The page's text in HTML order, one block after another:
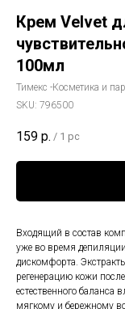
Крем Velvet
100мл
Тимекс -Косметика и
SKU: 796500
159 р. / 1 pc
Входящий в состав
уже во время
дискомфорта.
регенерацию кожи
естественного баланса
мягкому и бережному